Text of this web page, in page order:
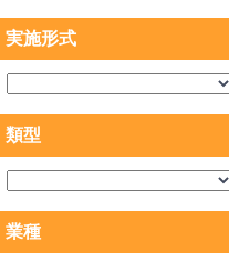
実施形式
類型
業種